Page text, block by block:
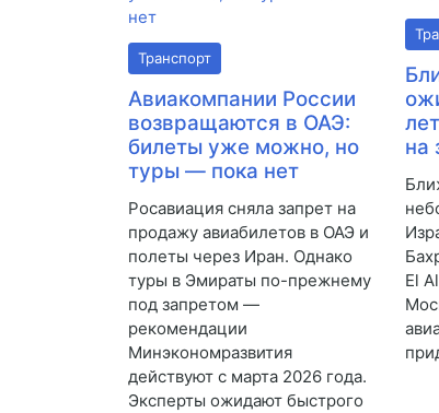
Транспорт
Авиакомпании России
возвращаются в ОАЭ:
билеты уже можно, но
туры — пока нет
Росавиация сняла запрет на
продажу авиабилетов в ОАЭ и
полеты через Иран. Однако
туры в Эмираты по-прежнему
под запретом —
рекомендации
Минэкономразвития
действуют с марта 2026 года.
Эксперты ожидают быстрого
на
El